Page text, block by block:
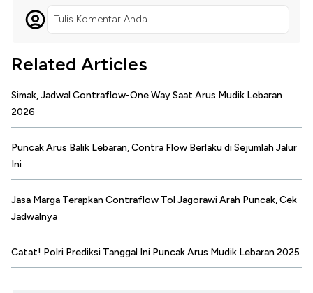
Tulis Komentar Anda...
Related Articles
Simak, Jadwal Contraflow-One Way Saat Arus Mudik Lebaran
2026
Puncak Arus Balik Lebaran, Contra Flow Berlaku di Sejumlah Jalur
Ini
Jasa Marga Terapkan Contraflow Tol Jagorawi Arah Puncak, Cek
Jadwalnya
Catat! Polri Prediksi Tanggal Ini Puncak Arus Mudik Lebaran 2025